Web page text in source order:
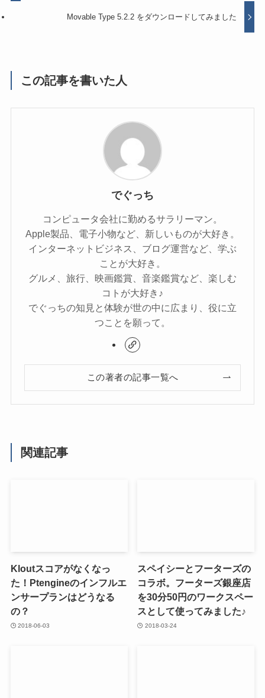
Movable Type 5.2.2 をダウンロードしてみました
この記事を書いた人
でぐっち
コンピュータ会社に勤めるサラリーマン。
Apple製品、電子小物など、新しいものが大好き。
インターネットビジネス、ブログ運営など、学ぶ
ことが大好き。
グルメ、旅行、映画鑑賞、音楽鑑賞など、楽しむ
コトが大好き♪
でぐっちの知見と体験が世の中に広まり、役に立
つことを願って。
この著者の記事一覧へ
関連記事
Kloutスコアがなくなっ
た！Ptengineのインフルエ
ンサープランはどうなる
の？
2018-06-03
スペイシーとフーターズの
コラボ。フーターズ銀座店
を30分50円のワークスペー
スとして使ってみました♪
2018-03-24